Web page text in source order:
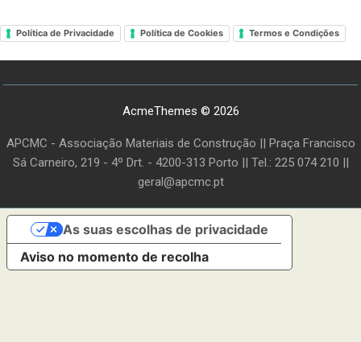
Política de Privacidade Política de Cookies Termos e Condições
AcmeThemes © 2026
APCMC - Associação Materiais de Construção || Praça Francisco
Sá Carneiro, 219 - 4º Drt. - 4200-313 Porto || Tel.: 225 074 210 ||
geral@apcmc.pt
Aviso no momento de recolha
As suas escolhas de privacidade